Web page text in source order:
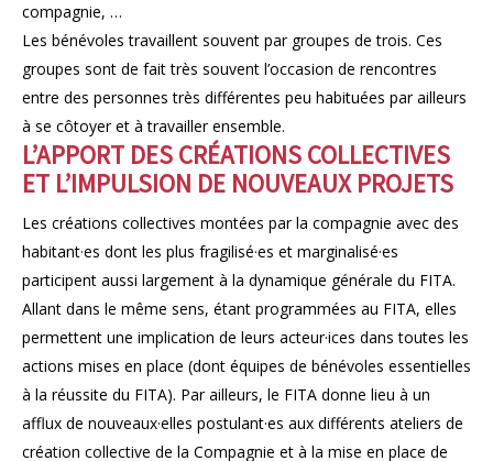
compagnie, …
Les bénévoles travaillent souvent par groupes de trois. Ces
groupes sont de fait très souvent l’occasion de rencontres
entre des personnes très différentes peu habituées par ailleurs
à se côtoyer et à travailler ensemble.
L’APPORT DES CRÉATIONS COLLECTIVES
ET L’IMPULSION DE NOUVEAUX PROJETS
Les créations collectives montées par la compagnie avec des
habitant·es dont les plus fragilisé·es et marginalisé·es
participent aussi largement à la dynamique générale du FITA.
Allant dans le même sens, étant programmées au FITA, elles
permettent une implication de leurs acteur·ices dans toutes les
actions mises en place (dont équipes de bénévoles essentielles
à la réussite du FITA). Par ailleurs, le FITA donne lieu à un
afflux de nouveaux·elles postulant·es aux différents ateliers de
création collective de la Compagnie et à la mise en place de